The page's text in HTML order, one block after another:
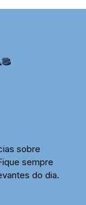
sobre
sempre
do dia.